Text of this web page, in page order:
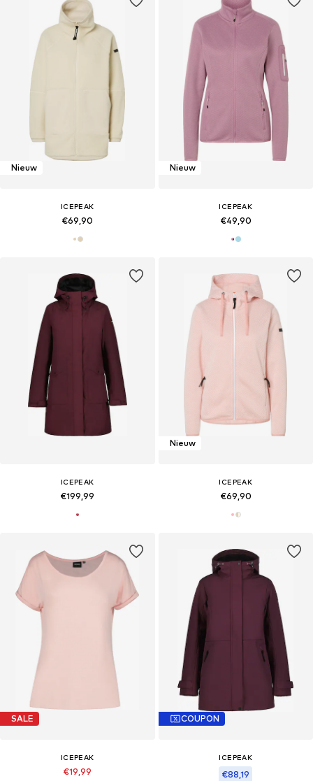
Nieuw
ICEPEAK
€69,90
Nieuw
ICEPEAK
€49,90
ICEPEAK
€199,99
Nieuw
ICEPEAK
€69,90
SALE
ICEPEAK
€19,99
COUPON
ICEPEAK
€88,19